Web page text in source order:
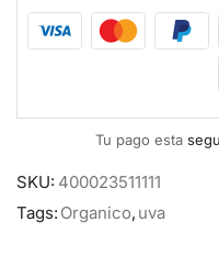
Tu pago esta
SKU: 400023511111
Tags: Organico, uva